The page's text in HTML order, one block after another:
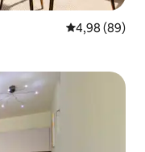
4,98 av 5 i
4,98 (89)